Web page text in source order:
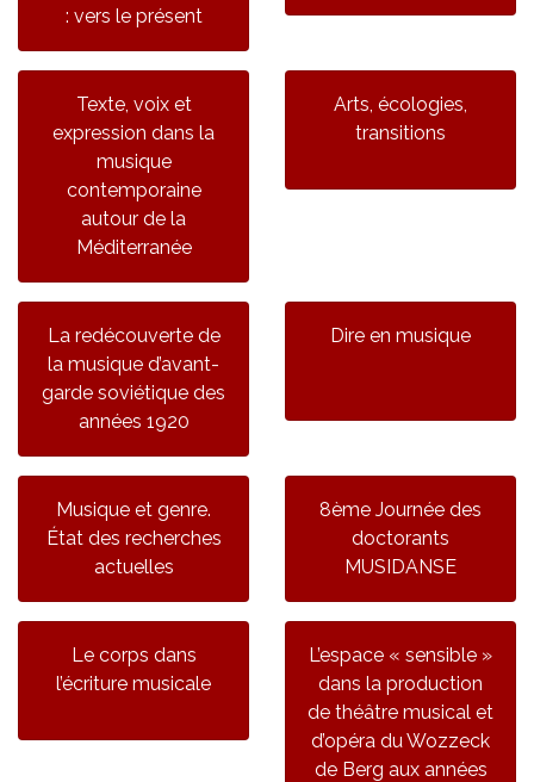
: vers le présent
Texte, voix et
expression dans la
musique
contemporaine
autour de la
Méditerranée
Arts, écologies,
transitions
La redécouverte de
la musique d’avant-
garde soviétique des
années 1920
Dire en musique
Musique et genre.
État des recherches
actuelles
8ème Journée des
doctorants
MUSIDANSE
Le corps dans
l’écriture musicale
L’espace « sensible »
dans la production
de théâtre musical et
d’opéra du Wozzeck
de Berg aux années